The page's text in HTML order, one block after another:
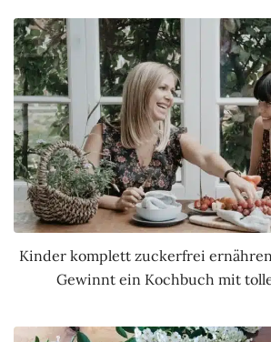
Kinder komplett zuckerfrei ernähren
Gewinnt ein Kochbuch mit